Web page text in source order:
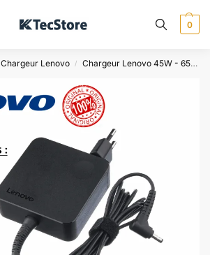
0
Chargeur Lenovo / Chargeur Lenovo 45W - 65W